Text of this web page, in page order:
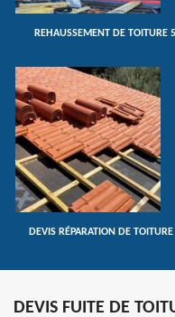
REHAUSSEMENT DE TOITURE
DEVIS RÉPARATION DE
DEVIS FUITE DE